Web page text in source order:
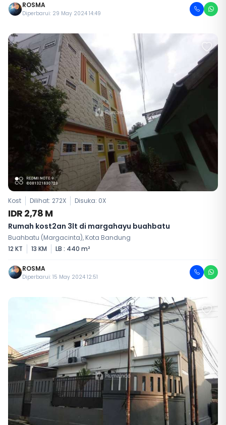
ROSMA
Diperbarui: 29 May 2024 14:49
Kost Dilihat: 272X Disuka: 0X
IDR 2,78 M
Rumah kost2an 3lt di margahayu buahbatu
Buahbatu (Margacinta), Kota Bandung
12 KT
13 KM LB : 440 m²
ROSMA
Diperbarui: 15 May 2024 12:51